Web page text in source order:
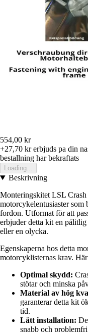
554,00 kr
+27,70 krerbjuds pa din
bestallning har bekraftats
Loading...
Beskrivning
Monteringskitet LSL
motorcykelentusiaster som
fordon. Utformat för att
erbjuder detta kit en
eller en olycka.
Egenskaperna hos detta
motorcyklisternas krav.
Optimal skydd:
stötar och minska
Material av hög
garanterar detta kit
tid.
Lätt installation:
snabb och